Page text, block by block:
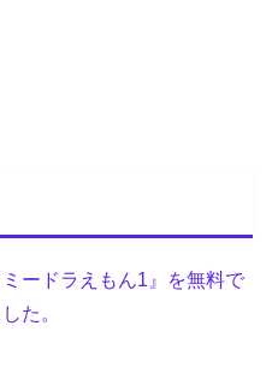
ードラえもん1』を無料で
た。